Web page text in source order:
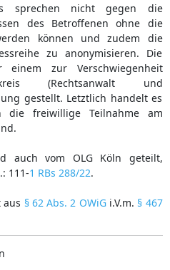
sprechen nicht gegen die
des Betroffenen ohne die
können und zudem die
zu anonymisieren. Die
zur Verschwiegenheit
(Rechtsanwalt und
gestellt. Letztlich handelt es
freiwillige Teilnahme am
auch vom OLG Köln geteilt,
111-1 RBs 288/22.
aus § 62 Abs. 2 OWiGi.V.m. § 467